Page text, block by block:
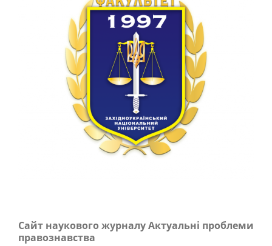
Сайт наукового журналу Актуальні проблеми
правознавства